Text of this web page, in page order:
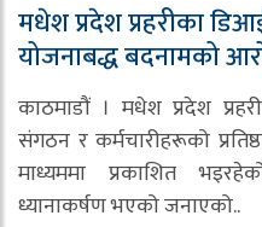
मधेश प्रदेश प्रहरीका
योजनाबद्ध बदनामको
काठमाडौं । मधेश प्रदेश
संगठन र कर्मचारीहरूको
माध्यममा प्रकाशित
ध्यानाकर्षण भएको जनाएको..